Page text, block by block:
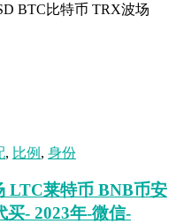
BTC比特币 TRX波场
, 比例 , 身份
LTC莱特币 BNB币安
- 2023年-微信-